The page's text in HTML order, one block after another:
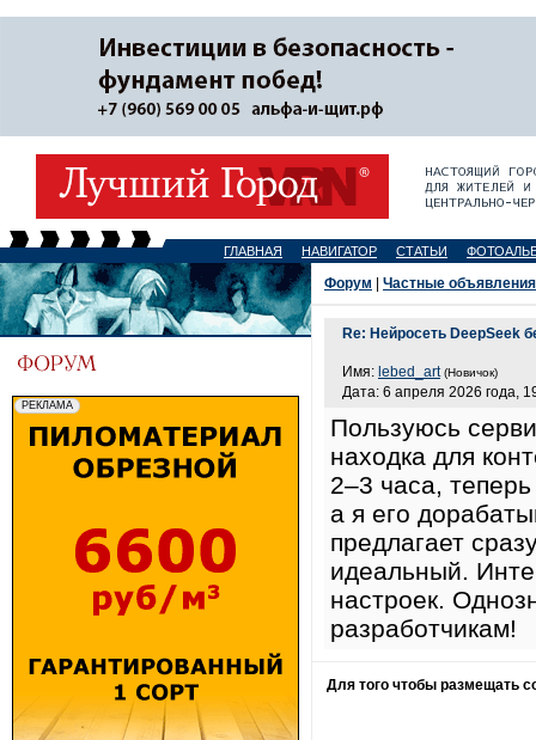
ГЛАВНАЯ НАВИГАТОР СТАТЬИ
Форум Частные объявления
Re: Нейросеть DeepSeek
Имя: lebed_art (Новичок)
Дата: 6 апреля 2026 года,
Пользуюсь
находка для
2–3 часа,
а я его
предлагает
идеальный.
настроек.
разработчикам!
Для того чтобы размещать